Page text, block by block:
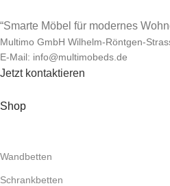
“Smarte Möbel für modernes
Multimo GmbH Wilhelm-Röntgen-
E-Mail: info@multimobeds.de
Jetzt kontaktieren
Shop
Wandbetten
Schrankbetten